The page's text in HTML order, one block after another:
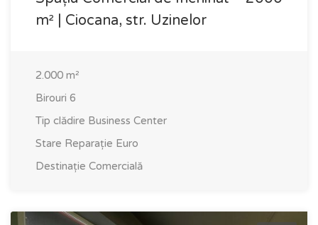
m² | Ciocana, str. Uzinelor
2.000 m²
Birouri 6
Tip clădire Business Center
Stare Reparație Euro
Destinație Comercială